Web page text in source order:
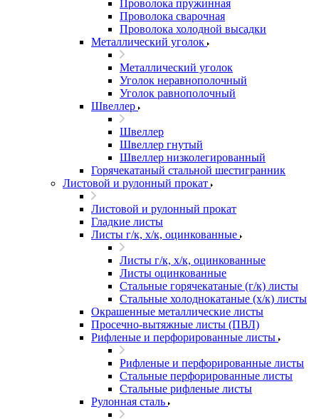
Проволока пружинная
Проволока сварочная
Проволока холодной высадки
Металлический уголок
Металлический уголок
Уголок неравнополочный
Уголок равнополочный
Швеллер
Швеллер
Швеллер гнутый
Швеллер низколегированный
Горячекатаный стальной шестигранник
Листовой и рулонный прокат
Листовой и рулонный прокат
Гладкие листы
Листы г/к, х/к, оцинкованные
Листы г/к, х/к, оцинкованные
Листы оцинкованные
Стальные горячекатаные (г/к) листы
Стальные холоднокатаные (х/к) листы
Окрашенные металлические листы
Просечно-вытяжные листы (ПВЛ)
Рифленые и перфорированные листы
Рифленые и перфорированные листы
Стальные перфорированные листы
Стальные рифленые листы
Рулонная сталь